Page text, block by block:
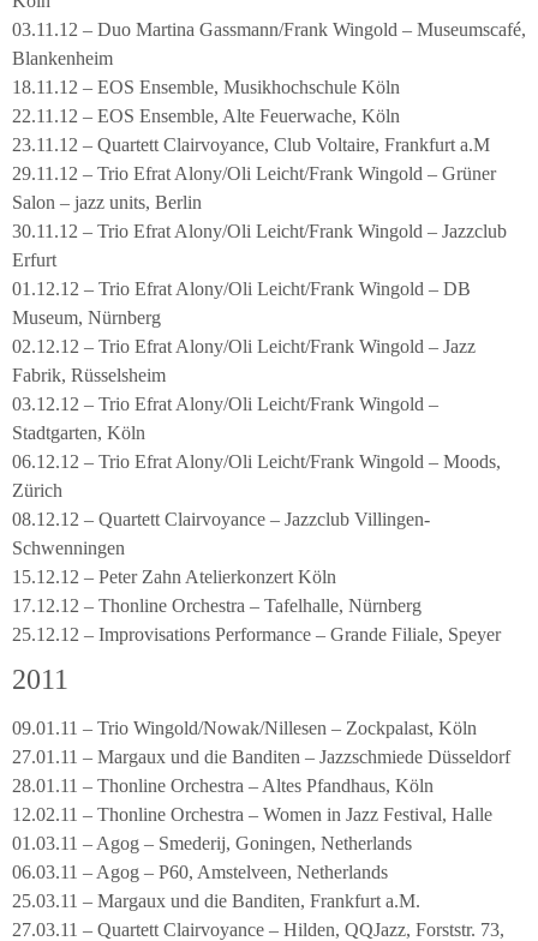
03.11.12 – Duo Martina Gassmann/Frank Wingold – Museumscafé,
Blankenheim
18.11.12 – EOS Ensemble, Musikhochschule Köln
22.11.12 – EOS Ensemble, Alte Feuerwache, Köln
23.11.12 – Quartett Clairvoyance, Club Voltaire, Frankfurt a.M
29.11.12 – Trio Efrat Alony/Oli Leicht/Frank Wingold – Grüner
Salon – jazz units, Berlin
30.11.12 – Trio Efrat Alony/Oli Leicht/Frank Wingold – Jazzclub
Erfurt
01.12.12 – Trio Efrat Alony/Oli Leicht/Frank Wingold – DB
Museum, Nürnberg
02.12.12 – Trio Efrat Alony/Oli Leicht/Frank Wingold – Jazz
Fabrik, Rüsselsheim
03.12.12 – Trio Efrat Alony/Oli Leicht/Frank Wingold –
Stadtgarten, Köln
06.12.12 – Trio Efrat Alony/Oli Leicht/Frank Wingold – Moods,
Zürich
08.12.12 – Quartett Clairvoyance – Jazzclub Villingen-
Schwenningen
15.12.12 – Peter Zahn Atelierkonzert Köln
17.12.12 – Thonline Orchestra – Tafelhalle, Nürnberg
25.12.12 – Improvisations Performance – Grande Filiale, Speyer
2011
09.01.11 – Trio Wingold/Nowak/Nillesen – Zockpalast, Köln
27.01.11 – Margaux und die Banditen – Jazzschmiede Düsseldorf
28.01.11 – Thonline Orchestra – Altes Pfandhaus, Köln
12.02.11 – Thonline Orchestra – Women in Jazz Festival, Halle
01.03.11 – Agog – Smederij, Goningen, Netherlands
06.03.11 – Agog – P60, Amstelveen, Netherlands
25.03.11 – Margaux und die Banditen, Frankfurt a.M.
27.03.11 – Quartett Clairvoyance – Hilden, QQJazz, Forststr. 73,